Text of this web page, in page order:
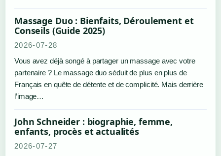
Massage Duo : Bienfaits, Déroulement et
Conseils (Guide 2025)
2026-07-28
Vous avez déjà songé à partager un massage avec votre
partenaire ? Le massage duo séduit de plus en plus de
Français en quête de détente et de complicité. Mais derrière
l’image…
John Schneider : biographie, femme,
enfants, procès et actualités
2026-07-27